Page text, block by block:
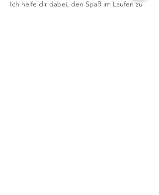
Ich helfe dir dabei, den Spaß im Laufen zu